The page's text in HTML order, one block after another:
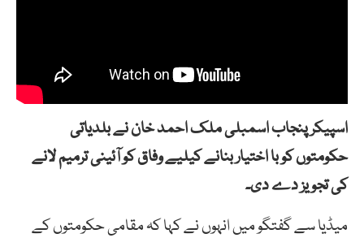
اسپیکر پنجاب اسمبلی ملک احمد خان نے بلدیاتی
حکومتوں کو با اختیار بنانے کیلیے وفاق کو آئینی ترمیم لانے
کی تجویز دے دی۔
میڈیا سے گفتگو میں انہوں نے کہا کہ مقامی حکومتوں کے